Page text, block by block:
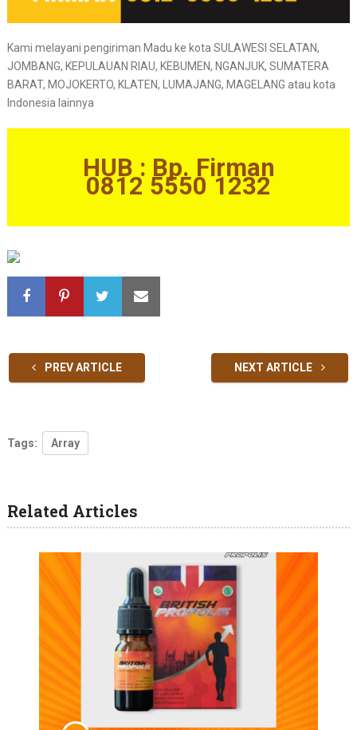
Kami melayani pengiriman Madu ke kota SULAWESI SELATAN,
JOMBANG, KEPULAUAN RIAU, KEBUMEN, NGANJUK, SUMATERA
BARAT, MOJOKERTO, KLATEN, LUMAJANG, MAGELANG atau kota
Indonesia lainnya
HUB : Bp. Firman
0812 5550 1232
PREV ARTICLE NEXT ARTICLE
Tags: Array
Related Articles